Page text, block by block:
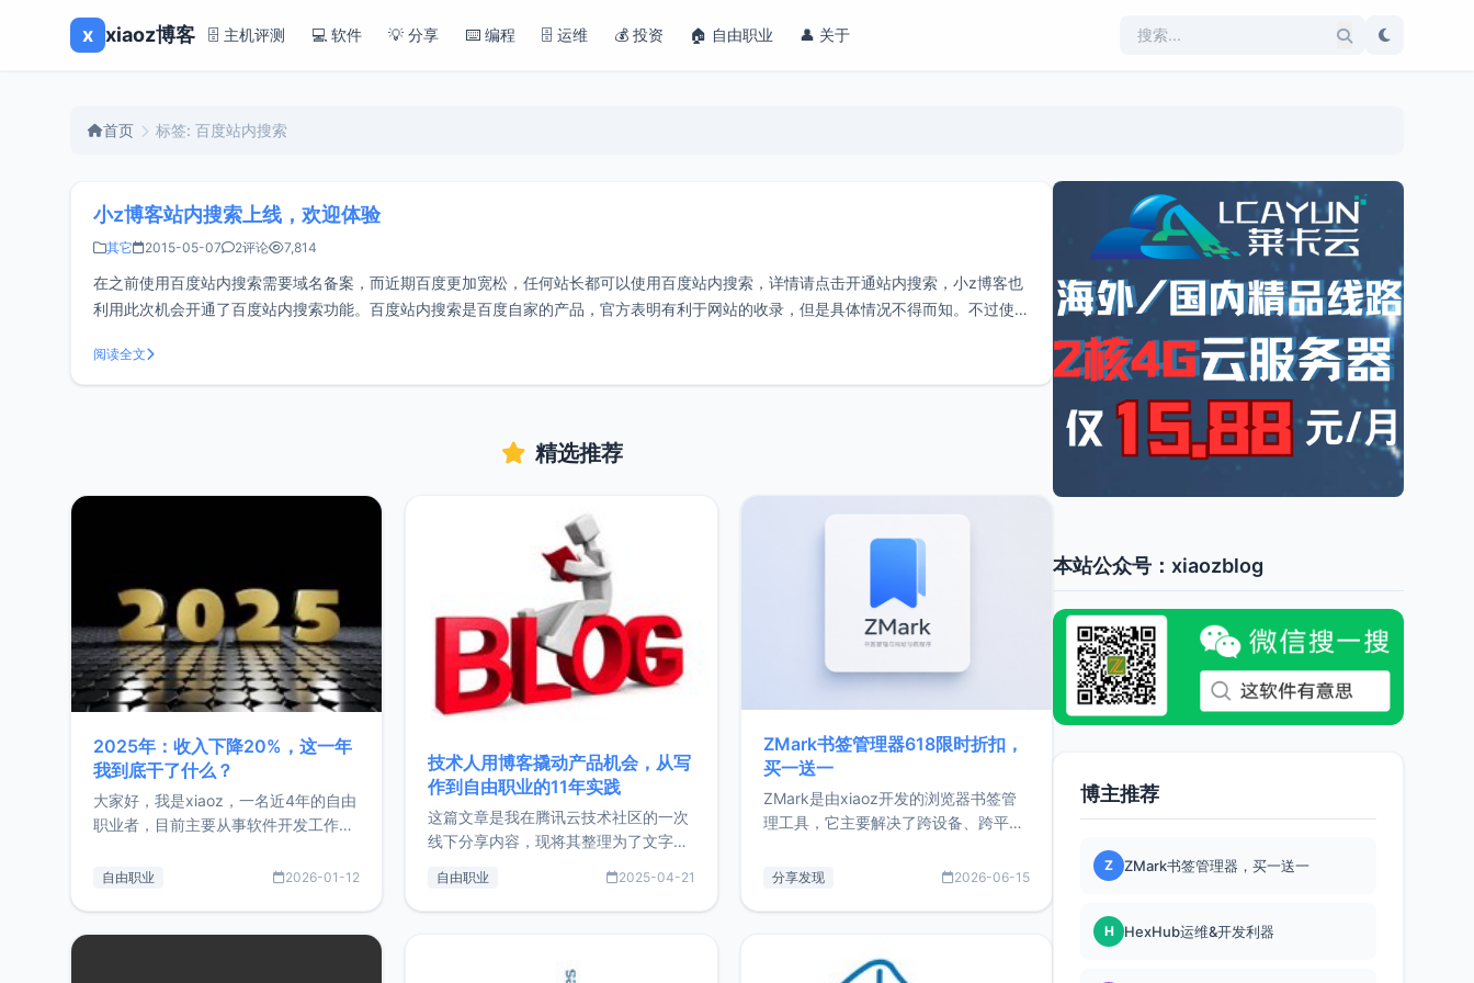
x xiaoz博客 🗄️ 主机评测 💻 软件 💡 分享 ⌨️ 编程 🗄️ 运维 💰 投资 🏠 自由职业 👤 关于
首页 标签: 百度站内搜索
小z博客站内搜索上线，欢迎体验
其它 2015-05-07 2评论 7,814
在之前使用百度站内搜索需要域名备案，而近期百度更加宽松，任何站长都可以使用百度站内搜索，详情请点击开通站内搜索，小z博客也
利用此次机会开通了百度站内搜索功能。百度站内搜索是百度自家的产品，官方表明有利于网站的收录，但是具体情况不得而知。不过使用
阅读全文
精选推荐
2025年：收入下降20%，这一年
我到底干了什么？
大家好，我是xiaoz，一名近4年的自由
职业者，目前主要从事软件开发工作。
的总结，内容主要包括：工作、学习、
自由职业 2026-01-12
技术人用博客撬动产品机会，从写
作到自由职业的11年实践
这篇文章是我在腾讯云技术社区的一次
线下分享内容，现将其整理为了文字
版，分享了写博客11年来的经历，以及
通过博客过渡到做产品和走向自由职业
的一个小故事。文中还首次公开了我的
自由职业 2025-04-21
ZMark书签管理器618限时折扣，
买一送一
ZMark是由xiaoz开发的浏览器书签管
理工具，它主要解决了跨设备、跨平
做到一处部署、随处访问。同时，它还
量级： 使用Bun + Hono.js
分享发现 2026-06-15
本站公众号：xiaozblog
博主推荐
Z ZMark书签管理器，买一送一
H HexHub运维&开发利器